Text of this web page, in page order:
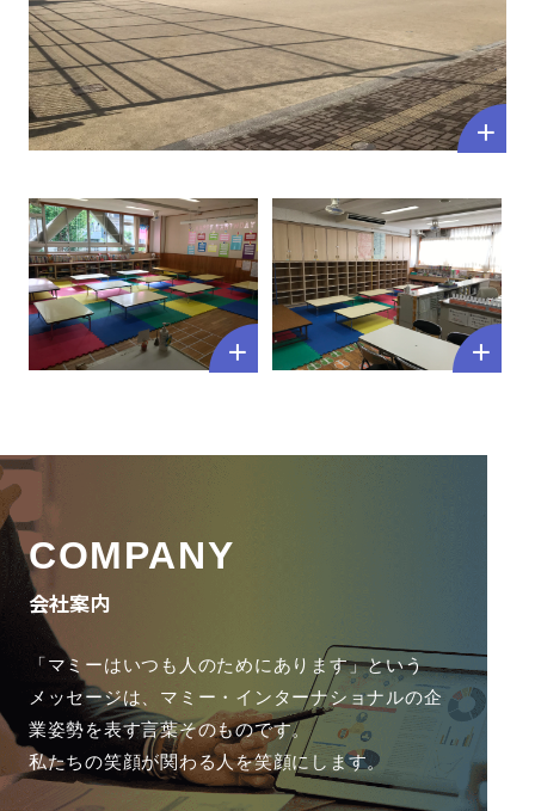
COMPANY
会社案内
「マミーはいつも人のためにあります」という
メッセージは、 マミー・インターナショナルの企
業姿勢を表す言葉そのものです。
私たちの笑顔が関わる人を笑顔にします。